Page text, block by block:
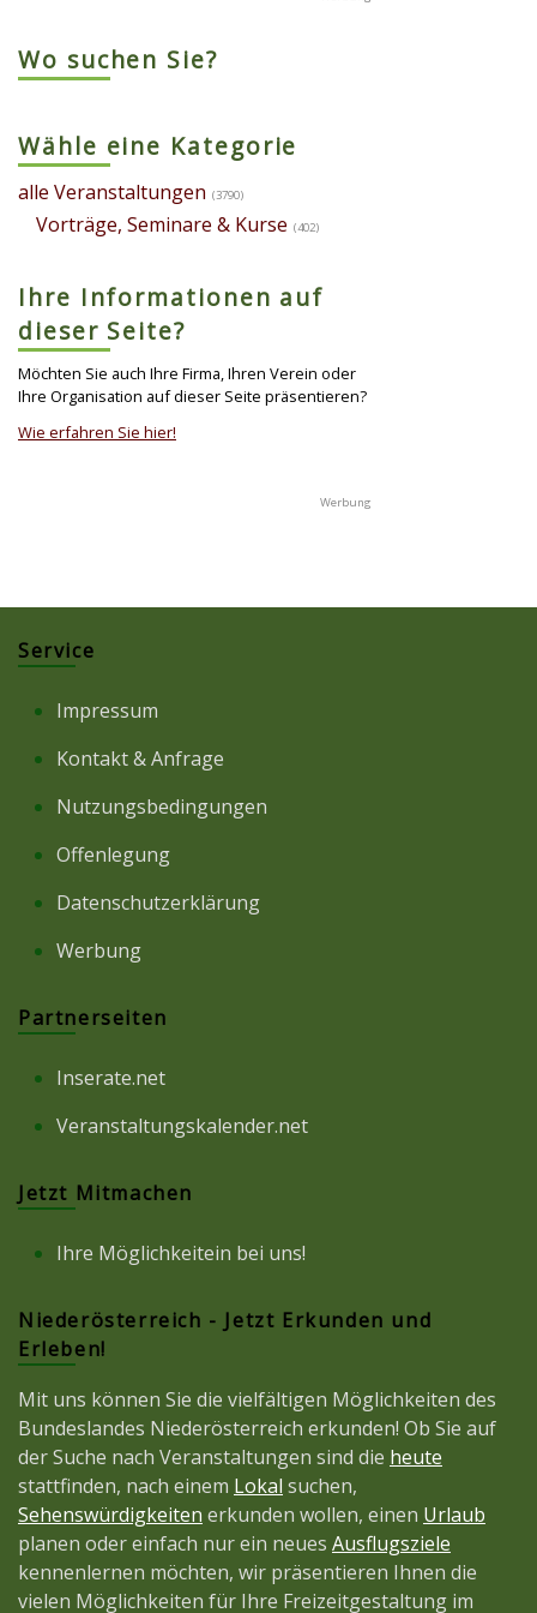
Wo suchen Sie?
Wähle eine Kategorie
alle Veranstaltungen (3790)
Vorträge, Seminare & Kurse (402)
Ihre Informationen auf
dieser Seite?
Möchten Sie auch Ihre Firma, Ihren Verein oder
Ihre Organisation auf dieser Seite präsentieren?
Wie erfahren Sie hier!
Service
Impressum
Kontakt & Anfrage
Nutzungsbedingungen
Offenlegung
Datenschutzerklärung
Werbung
Partnerseiten
Inserate.net
Veranstaltungskalender.net
Jetzt Mitmachen
Ihre Möglichkeitein bei uns!
Niederösterreich - Jetzt Erkunden und
Erleben!
Mit uns können Sie die vielfältigen Möglichkeiten des
Bundeslandes Niederösterreich erkunden! Ob Sie auf
der Suche nach Veranstaltungen sind die heute
stattfinden, nach einem Lokal suchen,
Sehenswürdigkeiten erkunden wollen, einen Urlaub
planen oder einfach nur ein neues Ausflugsziele
kennenlernen möchten, wir präsentieren Ihnen die
vielen Möglichkeiten für Ihre Freizeitgestaltung im